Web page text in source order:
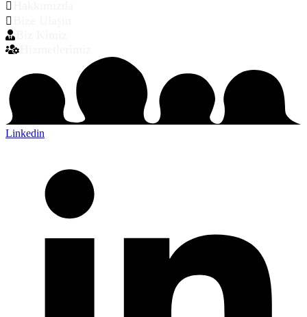
Linkedin